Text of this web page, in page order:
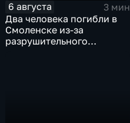
6 августа
3 мин
Два человека погибли в
Смоленске из-за
разрушительного